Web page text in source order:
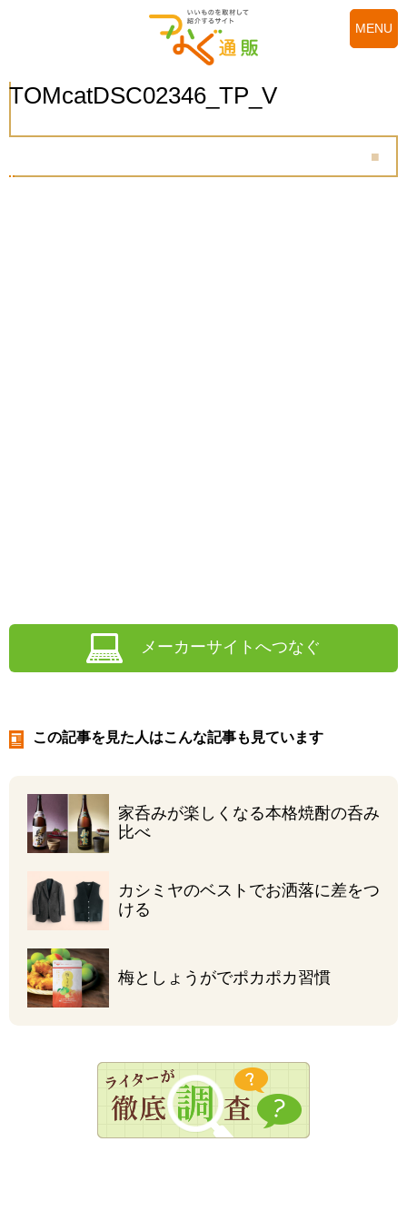
MENU
TOMcatDSC02346_TP_V
メーカーサイトへつなぐ
この記事を見た人はこんな記事も見ています
家呑みが楽しくなる本格焼酎の呑み
比べ
カシミヤのベストでお洒落に差をつ
ける
梅としょうがでポカポカ習慣